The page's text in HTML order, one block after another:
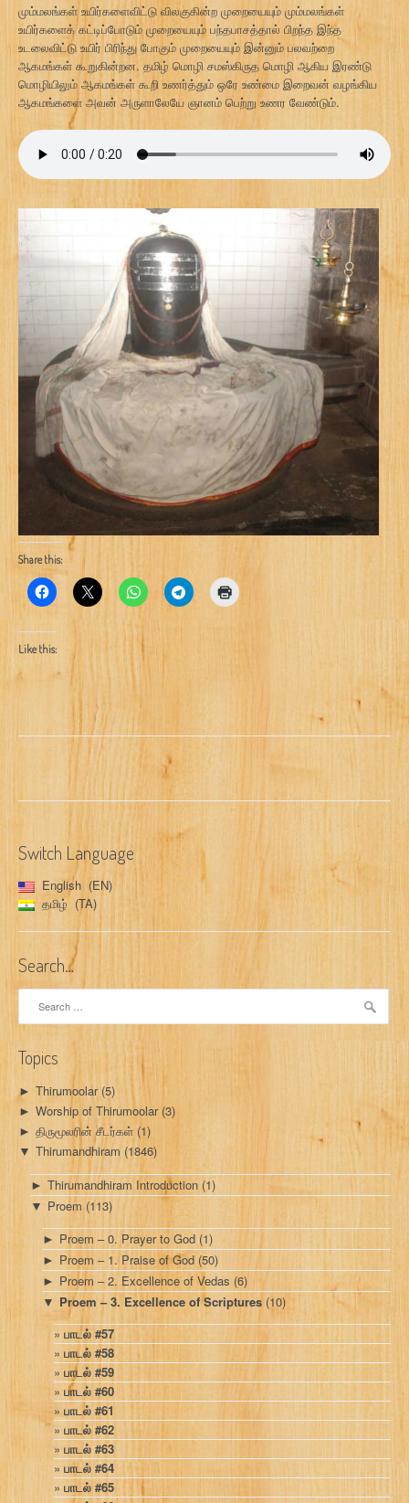
மும்மலங்கள் உயிர்களைவிட்டு விலகுகின்ற முறையையும் மும்மலங்கள்
உயிர்களைக் கட்டிப்போடும் முறையையும் பந்தபாசத்தால் பிறந்த இந்த
உடலைவிட்டு உயிர் பிரிந்து போகும் முறையையும் இன்னும் பலவற்றை
ஆகமங்கள் கூறுகின்றன. தமிழ் மொழி சமஸ்கிருத மொழி ஆகிய இரண்டு
மொழியிலும் ஆகமங்கள் கூறி உணர்த்தும் ஒரே உண்மை இறைவன் வழங்கிய
ஆகமங்களை அவன் அருளாலேயே ஞானம் பெற்று உணர வேண்டும்.
Share this:
Like this:
Switch Language
English
EN
தமிழ்
TA
Search…
Topics
► Thirumoolar(5)
► Worship of Thirumoolar(3)
► திருமூலரின் சீடர்கள் (1)
▼ Thirumandhiram (1846)
► Thirumandhiram Introduction (1)
▼ Proem (113)
► Proem – 0. Prayer to God (1)
► Proem – 1. Praise of God (50)
► Proem – 2. Excellence of Vedas (6)
▼ Proem – 3. Excellence of Scriptures (10)
பாடல் #57
பாடல் #58
பாடல் #59
பாடல் #60
பாடல் #61
பாடல் #62
பாடல் #63
பாடல் #64
பாடல் #65